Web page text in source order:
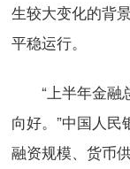
生较大变化的背
平稳运行。
“上半年金融
向好。”中国人
融资规模、货币